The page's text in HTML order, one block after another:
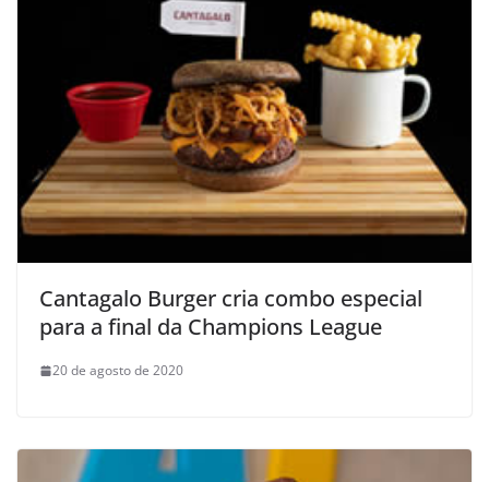
Cantagalo Burger cria combo especial
para a final da Champions League
20 de agosto de 2020